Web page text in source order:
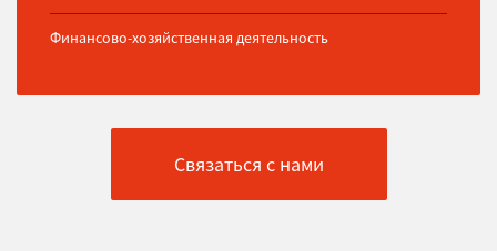
Финансово-хозяйственная деятельность
Связаться с нами